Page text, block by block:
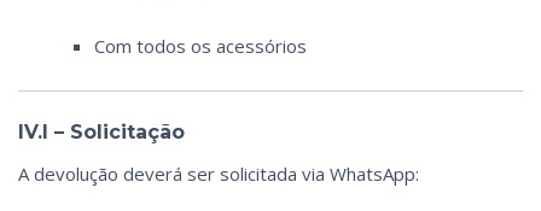
Com todos os acessórios
IV.I – Solicitação
A devolução deverá ser solicitada via WhatsApp: